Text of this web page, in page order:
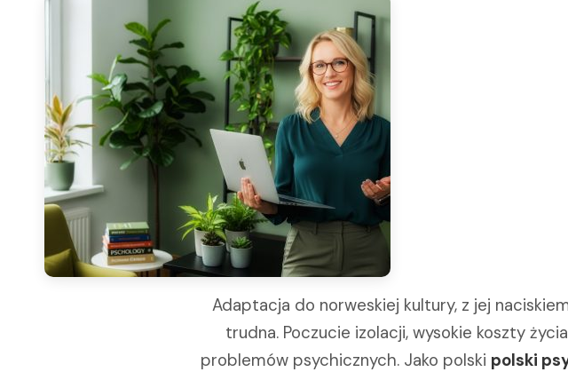
Adaptacja do norweskiej kultury, z jej
trudna. Poczucie izolacji, wysokie koszty
problemów psychicznych. Jako polski polski